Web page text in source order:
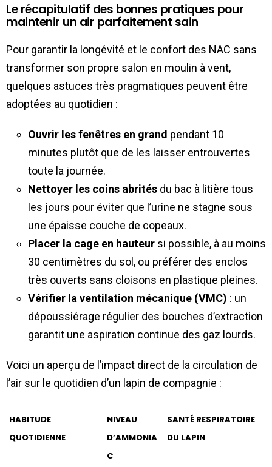
Le récapitulatif des bonnes pratiques pour
maintenir un air parfaitement sain
Pour garantir la longévité et le confort des NAC sans
transformer son propre salon en moulin à vent,
quelques astuces très pragmatiques peuvent être
adoptées au quotidien :
Ouvrir les fenêtres en grand pendant 10
minutes plutôt que de les laisser entrouvertes
toute la journée.
Nettoyer les coins abrités du bac à litière tous
les jours pour éviter que l’urine ne stagne sous
une épaisse couche de copeaux.
Placer la cage en hauteur si possible, à au moins
30 centimètres du sol, ou préférer des enclos
très ouverts sans cloisons en plastique pleines.
Vérifier la ventilation mécanique (VMC) : un
dépoussiérage régulier des bouches d’extraction
garantit une aspiration continue des gaz lourds.
Voici un aperçu de l’impact direct de la circulation de
l’air sur le quotidien d’un lapin de compagnie :
HABITUDE
QUOTIDIENNE
NIVEAU
D’AMMONIA
C
SANTÉ RESPIRATOIRE
DU LAPIN